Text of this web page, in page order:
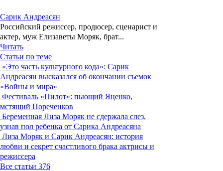
Сарик Андреасян
Российский режиссер, продюсер, сценарист и
актер, муж Елизаветы Моряк, брат...
Читать
Статьи по теме
«Это часть культурного кода»: Сарик
Андреасян высказался об окончании съемок
«Войны и мира»
Фестиваль «Пилот»: пьющий Яценко,
мстящий Пореченков
Беременная Лиза Моряк не сдержала слез,
узнав пол ребенка от Сарика Андреасяна
Лиза Моряк и Сарик Андреасян: история
любви и секрет счастливого брака актрисы и
режиссера
Все статьи 376